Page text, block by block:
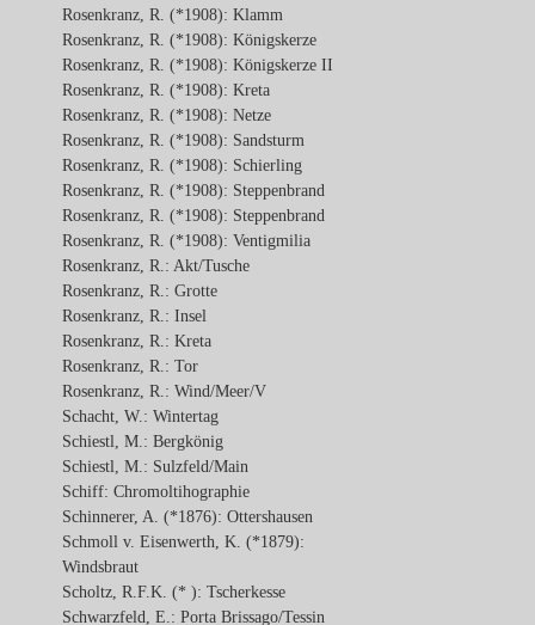
Rosenkranz, R. (*1908): Klamm
Rosenkranz, R. (*1908): Königskerze
Rosenkranz, R. (*1908): Königskerze II
Rosenkranz, R. (*1908): Kreta
Rosenkranz, R. (*1908): Netze
Rosenkranz, R. (*1908): Sandsturm
Rosenkranz, R. (*1908): Schierling
Rosenkranz, R. (*1908): Steppenbrand
Rosenkranz, R. (*1908): Steppenbrand
Rosenkranz, R. (*1908): Ventigmilia
Rosenkranz, R.: Akt/Tusche
Rosenkranz, R.: Grotte
Rosenkranz, R.: Insel
Rosenkranz, R.: Kreta
Rosenkranz, R.: Tor
Rosenkranz, R.: Wind/Meer/V
Schacht, W.: Wintertag
Schiestl, M.: Bergkönig
Schiestl, M.: Sulzfeld/Main
Schiff: Chromoltihographie
Schinnerer, A. (*1876): Ottershausen
Schmoll v. Eisenwerth, K. (*1879):
Windsbraut
Scholtz, R.F.K. (* ): Tscherkesse
Schwarzfeld, E.: Porta Brissago/Tessin